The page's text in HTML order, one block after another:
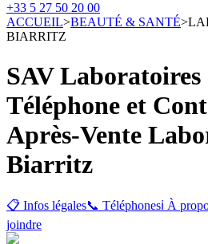
+33 5 27 50 20 00
ACCUEIL>BEAUTÉ & SANTÉ>
BIARRITZ
SAV
Téléphone et
Après-Vente
Biarritz
📋 Infos légales📞 Téléphonesℹ️ À
joindre